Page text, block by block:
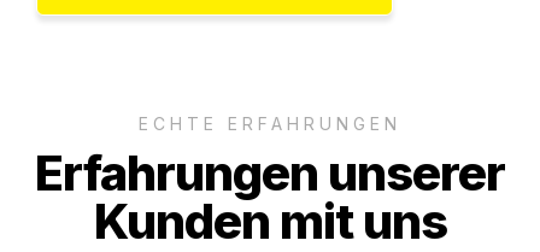
ECHTE ERFAHRUNGEN
Erfahrungen unserer
Kunden mit uns